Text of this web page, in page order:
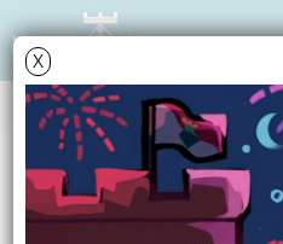
X
AGENDA
Divendres5 juny